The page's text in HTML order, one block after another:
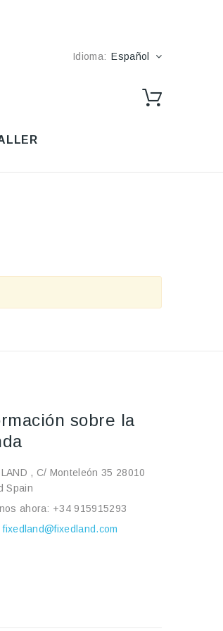
Idioma: Español
sobre la
, C/ Monteleón 35 28010
Spain
ahora: +34 915915293
fixedland@fixedland.com